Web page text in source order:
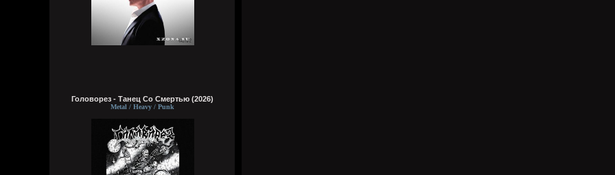
Головорез - Tанец Со Смертью (2026)
Metal / Heavy / Punk